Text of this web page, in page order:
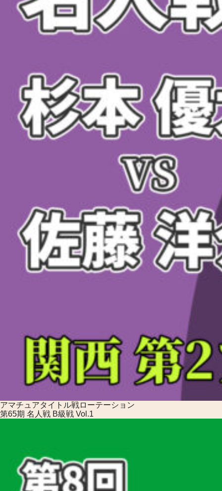
アマチュアタイトル戦ローテーション
第65期 名人戦 B級戦 Vol.1